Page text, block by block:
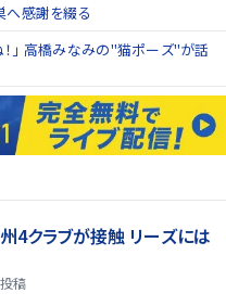
へ感謝を綴る
！」 高橋みなみの"猫ポーズ"が話
4クラブが接触 リーズには
稿